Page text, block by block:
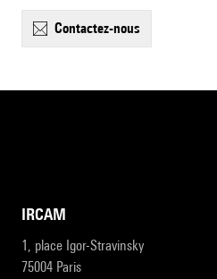
contactez-nous
IRCAM
1, place Igor-Stravinsky
75004 Paris